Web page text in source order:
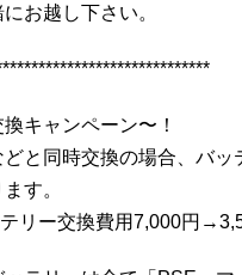
お越し下さい。
キャンペーン〜！
と同時交換の場合、バッ
す。
リー交換費用7,000円